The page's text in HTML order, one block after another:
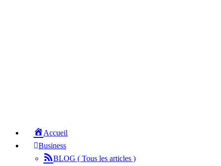
Accueil
Business
BLOG ( Tous les articles )